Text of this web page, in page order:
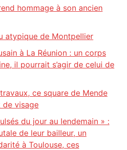
hommage à son ancien
atypique de Montpellier
à La Réunion : un corps
il pourrait s’agir de celui de
ce square de Mende
de visage
du jour au lendemain » :
de leur bailleur, un
à Toulouse, ces